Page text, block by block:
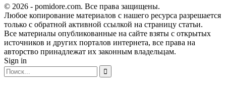
© 2026 - pomidore.com. Все права защищены.
Любое копирование материалов с нашего ресурса разрешается
только с обратной активной ссылкой на страницу статьи.
Все материалы опубликованные на сайте взяты с открытых
источников и других порталов интернета, все права на
авторство принадлежат их законным владельцам.
Sign in